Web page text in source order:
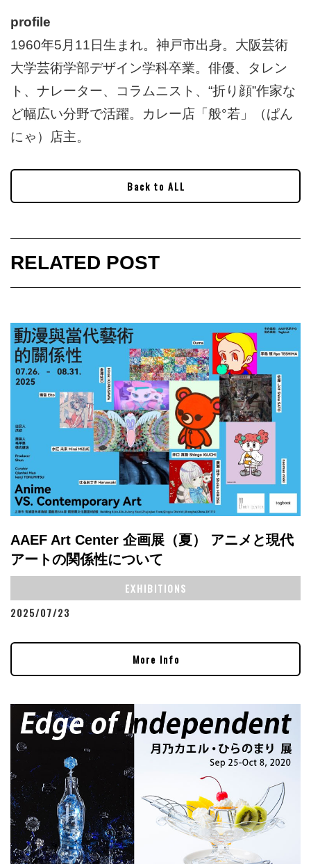
profile
1960年5月11日生まれ。神戸市出身。大阪芸術
大学芸術学部デザイン学科卒業。俳優、タレン
ト、ナレーター、コラムニスト、“折り顔”作家な
ど幅広い分野で活躍。カレー店「般°若」（ぱん
にゃ）店主。
Back to ALL
RELATED POST
AAEF Art Center 企画展（夏） アニメと現代
アートの関係性について
EXHIBITIONS
2025/07/23
More Info